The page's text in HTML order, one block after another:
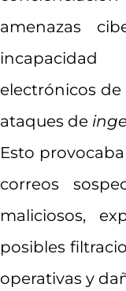
amenazas
electrónicos de
ataques de
Esto
correos
maliciosos,
posibles
operativas y